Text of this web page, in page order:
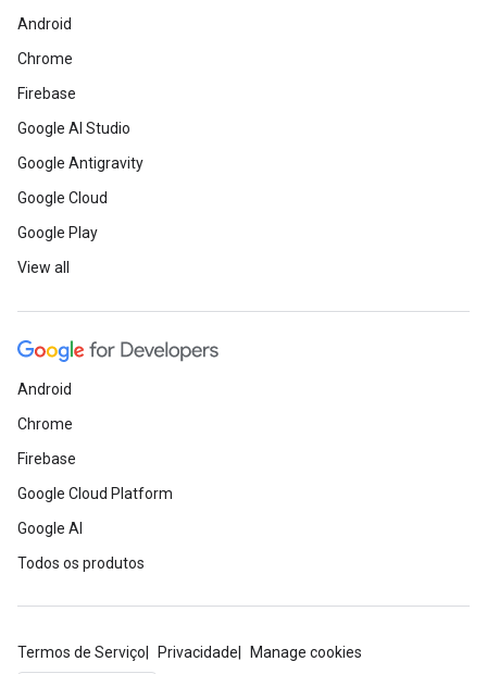
Android
Chrome
Firebase
Google AI Studio
Google Antigravity
Google Cloud
Google Play
View all
Android
Chrome
Firebase
Google Cloud Platform
Google AI
Todos os produtos
Termos de Serviço Privacidade Manage cookies